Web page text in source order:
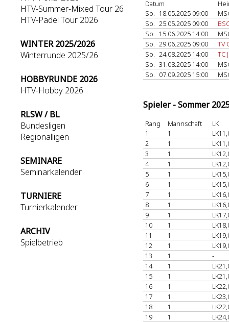
HTV-Summer-Mixed Tour 26
HTV-Padel Tour 2026
WINTER 2025/2026
Winterrunde 2025/26
HOBBYRUNDE 2026
HTV-Hobby 2026
RLSW / BL
Bundesligen
Regionalligen
SEMINARE
Seminarkalender
TURNIERE
Turnierkalender
ARCHIV
Spielbetrieb
Datum
So. 18.05.2025 09:00
So. 25.05.2025 09:00
So. 15.06.2025 14:00
So. 29.06.2025 09:00
TV
So. 24.08.2025 14:00
TC
So. 31.08.2025 14:00
So. 07.09.2025 15:00
Spieler - Sommer
Rang Mannschaft
LK
1
1
2
1
3
1
4
1
5
1
6
1
7
1
8
1
9
1
10
1
11
1
12
1
13
1
-
14
1
15
1
16
1
17
1
18
1
19
1